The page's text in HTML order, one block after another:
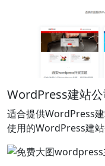
WordPress建站公
适合提供WordPress
使用的WordPress建站